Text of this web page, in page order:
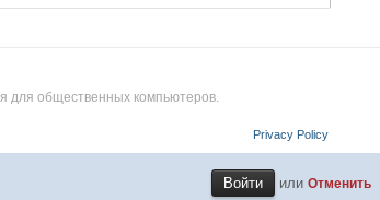
для общественных компьютеров.
Privacy Policy
или Отменить